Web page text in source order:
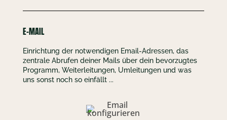
E-MAIL
Einrichtung der notwendigen Email-Adressen, das
zentrale Abrufen deiner Mails über dein bevorzugtes
Programm, Weiterleitungen, Umleitungen und was
uns sonst noch so einfällt ...